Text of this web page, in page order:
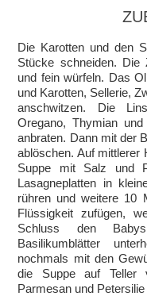
Die Karotten und den
Stücke schneiden. Die
und fein würfeln. Das
und Karotten, Sellerie,
anschwitzen. Die
Oregano, Thymian
anbraten. Dann mit der
ablöschen. Auf mittlerer
Suppe mit Salz und
Lasagneplatten in
rühren und weitere 10
Flüssigkeit zufügen,
Schluss den
Basilikumblätter
nochmals mit den
die Suppe auf Teller
Parmesan und